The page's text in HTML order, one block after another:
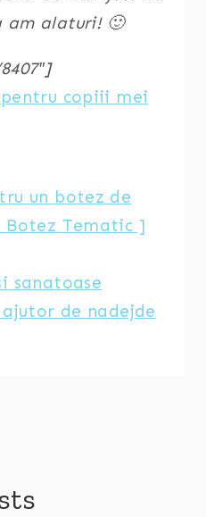
am alaturi! 🙂
copiii mei
un botez de
Tematic ]
sanatoase
de nadejde